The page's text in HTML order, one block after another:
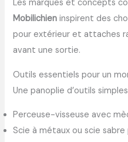
Les marques et concepts
Mobilichien inspirent des
pour extérieur et attaches
avant une sortie.
Outils essentiels pour un
Une panoplie d’outils
Perceuse-visseuse avec
Scie à métaux ou scie